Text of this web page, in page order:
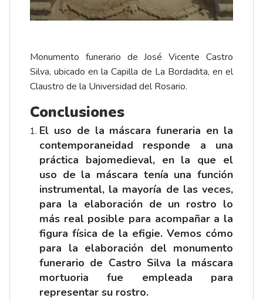
Monumento funerario de José Vicente Castro
Silva, ubicado en la Capilla de La Bordadita, en el
Claustro de la Universidad del Rosario.
Conclusiones
El uso de la máscara funeraria en la
contemporaneidad responde a una
práctica bajomedieval, en la que el
uso de la máscara tenía una función
instrumental, la mayoría de las veces,
para la elaboración de un rostro lo
más real posible para acompañar a la
figura física de la efigie. Vemos cómo
para la elaboración del monumento
funerario de Castro Silva la máscara
mortuoria fue empleada para
representar su rostro.